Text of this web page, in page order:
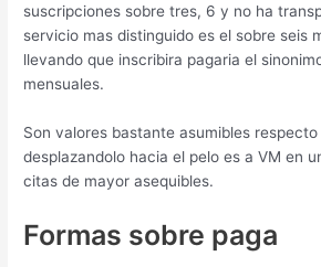
suscripciones sobre tres, 6 y no ha
servicio mas distinguido es el sobre seis
llevando que inscribira pagaria el
mensuales.
Son valores bastante asumibles
desplazandolo hacia el pelo es a VM en
citas de mayor asequibles.
Formas sobre paga